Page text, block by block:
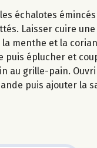
échalotes
Laisser cuire
menthe et la
éplucher et
au grille-pain.
puis ajouter la